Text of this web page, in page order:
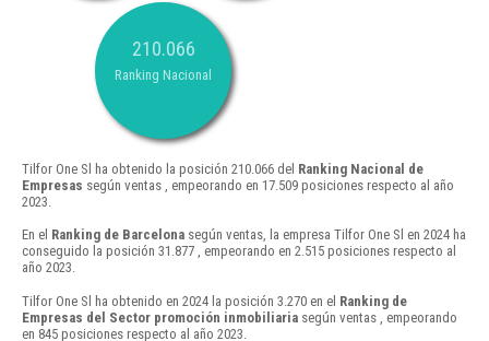
210.066
Ranking Nacional
Tilfor One Sl ha obtenido la posición 210.066 del Ranking Nacional de
Empresas según ventas , empeorando en 17.509 posiciones respecto al año
2023.
En el Ranking de Barcelona según ventas, la empresa Tilfor One Sl en 2024 ha
conseguido la posición 31.877 , empeorando en 2.515 posiciones respecto al
año 2023.
Tilfor One Sl ha obtenido en 2024 la posición 3.270 en el Ranking de
Empresas del Sector promoción inmobiliaria según ventas , empeorando
en 845 posiciones respecto al año 2023.